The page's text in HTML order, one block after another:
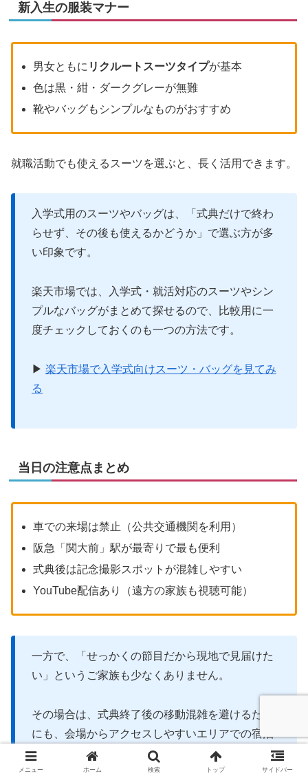
新入生の服装マナー
男女ともに リクルートスーツタイプが基本
色は黒・紺・ダークグレーが無難
靴やバッグもシンプルなものがおすすめ
就職活動でも使えるスーツを選ぶと、長く活用できます。
入学式用のスーツやバッグは、「式典だけで終わ
らせず、その後も使えるかどうか」で選ぶ方が多
い印象です。
楽天市場では、入学式・就活対応のスーツやシン
プルなバッグがまとめて探せるので、比較用に一
度チェックしておくのも一つの方法です。
▶ 楽天市場で入学式向けスーツ・バッグを見てみ
る
当日の注意点まとめ
車での来場は禁止（公共交通機関を利用）
阪急「関大前」駅が最寄りで最も便利
式典後は記念撮影スポットが混雑しやすい
YouTube配信あり（遠方の家族も視聴可能）
一方で、「せっかくの節目だから現地で見届けた
い」というご家族も少なくありません。
その場合は、式典終了後の移動混雑を避けるため
にも、会場からアクセスしやすいエリアでの宿泊
を検討しておくと、当日かなり気持ちに余裕が持
てます。
メニュー ホーム 検索 トップ サイドバー